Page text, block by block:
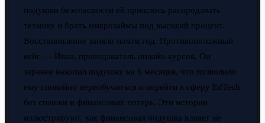
подушки безопасности ей пришлось распродавать
технику и брать микрозаймы под высокий процент.
Восстановление заняло почти год. Противоположный
кейс — Иван, преподаватель онлайн-курсов. Он
заранее накопил подушку на 6 месяцев, что позволило
ему спокойно переобучиться и перейти в сферу EdTech
без спешки и финансовых потерь. Эти истории
иллюстрируют, как финансовая подушка влияет не